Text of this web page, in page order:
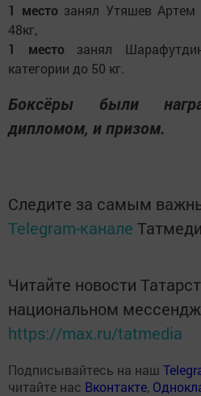
1 место занял Утяшев Артем
48кг,
1 местозанял
категории до 50 кг.
Боксёры были
дипломом, и призом.
Следите за самым
Telegram-канале
Читайте новости
национальном
https://max.ru/tatmedia
Подписывайтесь на наш
читайте нас Вконтакте,